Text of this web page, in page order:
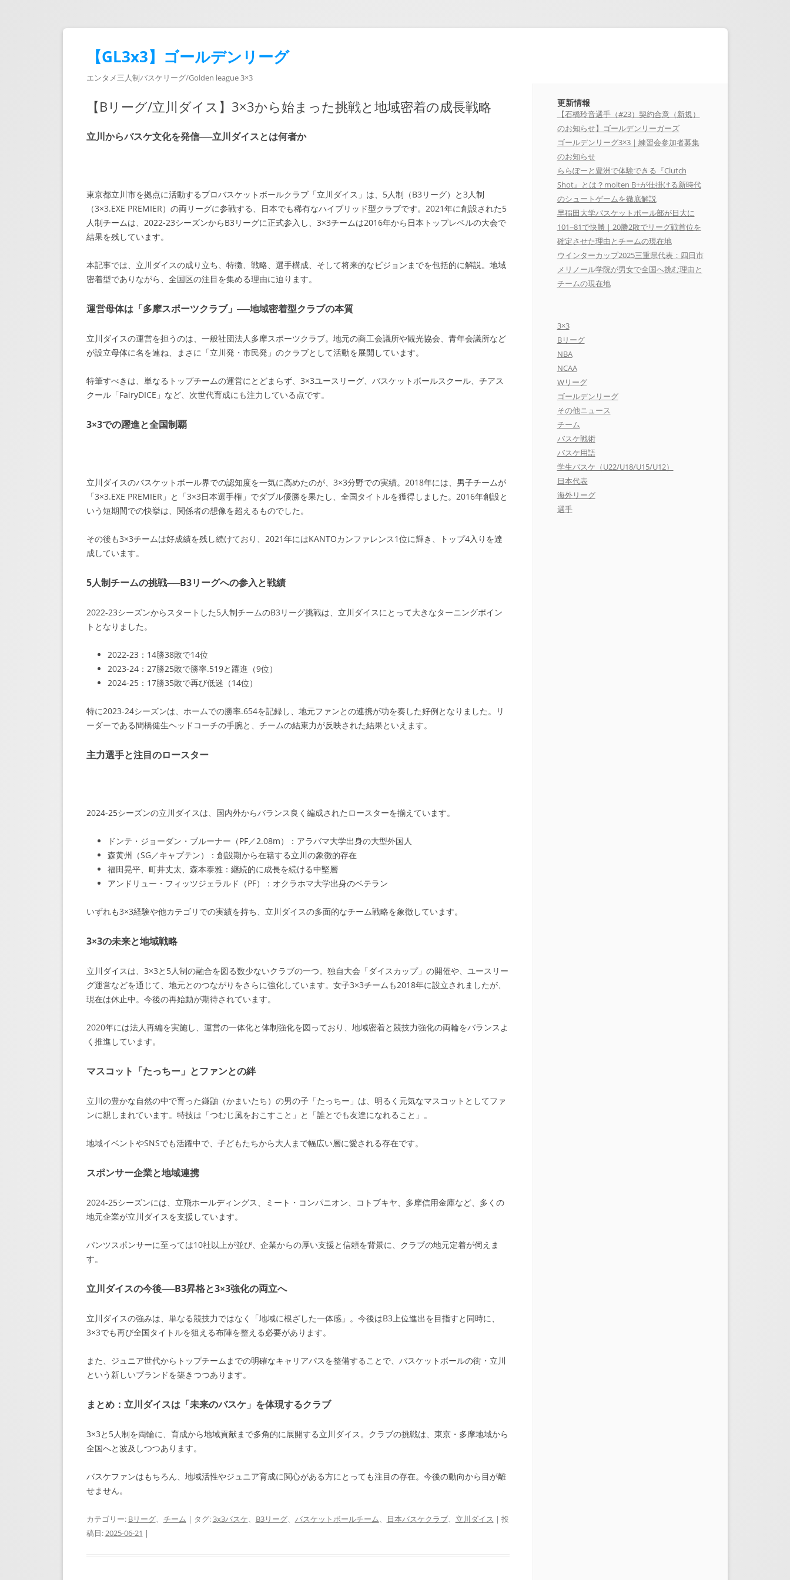
【GL3x3】ゴールデンリーグ
エンタメ三人制バスケリーグ/Golden league 3×3
【Bリーグ/立川ダイス】3×3から始まった挑戦と地域密着の成長戦略
立川からバスケ文化を発信──立川ダイスとは何者か
東京都立川市を拠点に活動するプロバスケットボールクラブ「立川ダイス」は、5人制（B3リーグ）と3人制
（3×3.EXE PREMIER）の両リーグに参戦する、日本でも稀有なハイブリッド型クラブです。2021年に創設された5
人制チームは、2022-23シーズンからB3リーグに正式参入し、3×3チームは2016年から日本トップレベルの大会で
結果を残しています。
本記事では、立川ダイスの成り立ち、特徴、戦略、選手構成、そして将来的なビジョンまでを包括的に解説。地域
密着型でありながら、全国区の注目を集める理由に迫ります。
運営母体は「多摩スポーツクラブ」──地域密着型クラブの本質
立川ダイスの運営を担うのは、一般社団法人多摩スポーツクラブ。地元の商工会議所や観光協会、青年会議所など
が設立母体に名を連ね、まさに「立川発・市民発」のクラブとして活動を展開しています。
特筆すべきは、単なるトップチームの運営にとどまらず、3×3ユースリーグ、バスケットボールスクール、チアス
クール「FairyDICE」など、次世代育成にも注力している点です。
3×3での躍進と全国制覇
立川ダイスのバスケットボール界での認知度を一気に高めたのが、3×3分野での実績。2018年には、男子チームが
「3×3.EXE PREMIER」と「3×3日本選手権」でダブル優勝を果たし、全国タイトルを獲得しました。2016年創設と
いう短期間での快挙は、関係者の想像を超えるものでした。
その後も3×3チームは好成績を残し続けており、2021年にはKANTOカンファレンス1位に輝き、トップ4入りを達
成しています。
5人制チームの挑戦──B3リーグへの参入と戦績
2022-23シーズンからスタートした5人制チームのB3リーグ挑戦は、立川ダイスにとって大きなターニングポイン
トとなりました。
2022-23：14勝38敗で14位
2023-24：27勝25敗で勝率.519と躍進（9位）
2024-25：17勝35敗で再び低迷（14位）
特に2023-24シーズンは、ホームでの勝率.654を記録し、地元ファンとの連携が功を奏した好例となりました。リ
ーダーである間橋健生ヘッドコーチの手腕と、チームの結束力が反映された結果といえます。
主力選手と注目のロースター
2024-25シーズンの立川ダイスは、国内外からバランス良く編成されたロースターを揃えています。
ドンテ・ジョーダン・ブルーナー（PF／2.08m）：アラバマ大学出身の大型外国人
森黄州（SG／キャプテン）：創設期から在籍する立川の象徴的存在
福田晃平、町井丈太、森本泰雅：継続的に成長を続ける中堅層
アンドリュー・フィッツジェラルド（PF）：オクラホマ大学出身のベテラン
いずれも3×3経験や他カテゴリでの実績を持ち、立川ダイスの多面的なチーム戦略を象徴しています。
3×3の未来と地域戦略
立川ダイスは、3×3と5人制の融合を図る数少ないクラブの一つ。独自大会「ダイスカップ」の開催や、ユースリー
グ運営などを通じて、地元とのつながりをさらに強化しています。女子3×3チームも2018年に設立されましたが、
現在は休止中。今後の再始動が期待されています。
2020年には法人再編を実施し、運営の一体化と体制強化を図っており、地域密着と競技力強化の両輪をバランスよ
く推進しています。
マスコット「たっちー」とファンとの絆
立川の豊かな自然の中で育った鎌鼬（かまいたち）の男の子「たっちー」は、明るく元気なマスコットとしてファ
ンに親しまれています。特技は「つむじ風をおこすこと」と「誰とでも友達になれること」。
地域イベントやSNSでも活躍中で、子どもたちから大人まで幅広い層に愛される存在です。
スポンサー企業と地域連携
2024-25シーズンには、立飛ホールディングス、ミート・コンパニオン、コトブキヤ、多摩信用金庫など、多くの
地元企業が立川ダイスを支援しています。
パンツスポンサーに至っては10社以上が並び、企業からの厚い支援と信頼を背景に、クラブの地元定着が伺えま
す。
立川ダイスの今後──B3昇格と3×3強化の両立へ
立川ダイスの強みは、単なる競技力ではなく「地域に根ざした一体感」。今後はB3上位進出を目指すと同時に、
3×3でも再び全国タイトルを狙える布陣を整える必要があります。
また、ジュニア世代からトップチームまでの明確なキャリアパスを整備することで、バスケットボールの街・立川
という新しいブランドを築きつつあります。
まとめ：立川ダイスは「未来のバスケ」を体現するクラブ
3×3と5人制を両輪に、育成から地域貢献まで多角的に展開する立川ダイス。クラブの挑戦は、東京・多摩地域から
全国へと波及しつつあります。
バスケファンはもちろん、地域活性やジュニア育成に関心がある方にとっても注目の存在。今後の動向から目が離
せません。
カテゴリー: Bリーグ、 チーム | タグ:3x3バスケ、 B3リーグ、 バスケットボールチーム、 日本バスケクラブ、 立川ダイス | 投
稿日:2025-06-21 |
更新情報
【石橋玲音選手（#23）契約合意（新規）
のお知らせ】ゴールデンリーガーズ
ゴールデンリーグ3×3｜練習会参加者募集
のお知らせ
ららぽーと豊洲で体験できる『Clutch
Shot』とは？molten B+が仕掛ける新時代
のシュートゲームを徹底解説
早稲田大学バスケットボール部が日大に
101−81で快勝｜20勝2敗でリーグ戦首位を
確定させた理由とチームの現在地
ウインターカップ2025三重県代表：四日市
メリノール学院が男女で全国へ挑む理由と
チームの現在地
3×3
Bリーグ
NBA
NCAA
Wリーグ
ゴールデンリーグ
その他ニュース
チーム
バスケ戦術
バスケ用語
学生バスケ（U22/U18/U15/U12）
日本代表
海外リーグ
選手